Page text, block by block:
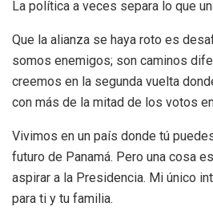
La política a veces separa lo que
Que la alianza se haya roto es
somos enemigos; son caminos
creemos en la segunda vuelta
con más de la mitad de los votos
Vivimos en un país donde tú
futuro de Panamá. Pero una cosa
aspirar a la Presidencia. Mi único
para ti y tu familia.